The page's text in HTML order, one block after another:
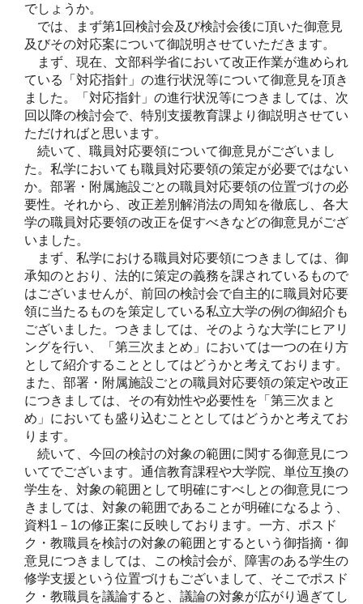
でしょうか。
では、まず第1回検討会及び検討会後に頂いた御意見
及びその対応案について御説明させていただきます。
まず、現在、文部科学省において改正作業が進められ
ている「対応指針」の進行状況等について御意見を頂き
ました。「対応指針」の進行状況等につきましては、次
回以降の検討会で、特別支援教育課より御説明させてい
ただければと思います。
続いて、職員対応要領について御意見がございまし
た。私学においても職員対応要領の策定が必要ではない
か。部署・附属施設ごとの職員対応要領の位置づけの必
要性。それから、改正差別解消法の周知を徹底し、各大
学の職員対応要領の改正を促すべきなどの御意見がござ
いました。
まず、私学における職員対応要領につきましては、御
承知のとおり、法的に策定の義務を課されているもので
はございませんが、前回の検討会で自主的に職員対応要
領に当たるものを策定している私立大学の例の御紹介も
ございました。つきましては、そのような大学にヒアリ
ングを行い、「第三次まとめ」においては一つの在り方
として紹介することとしてはどうかと考えております。
また、部署・附属施設ごとの職員対応要領の策定や改正
につきましては、その有効性や必要性を「第三次まと
め」においても盛り込むこととしてはどうかと考えてお
ります。
続いて、今回の検討の対象の範囲に関する御意見につ
いてでございます。通信教育課程や大学院、単位互換の
学生を、対象の範囲として明確にすべしとの御意見につ
きましては、対象の範囲であることが明確になるよう、
資料1－1の修正案に反映しております。一方、ポスド
ク・教職員を検討の対象の範囲とするという御指摘・御
意見につきましては、この検討会が、障害のある学生の
修学支援という位置づけもございまして、そこでポスド
ク・教職員を議論すると、議論の対象が広がり過ぎてし